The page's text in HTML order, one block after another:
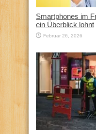
Smartphones im
ein Überblick lohnt
Februar 26, 2026